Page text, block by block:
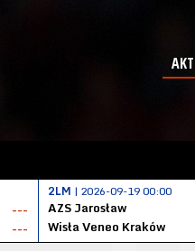
---
---
2LM | 2026-09-19 00:00
AZS Jarosław
Wisła Veneo Kraków